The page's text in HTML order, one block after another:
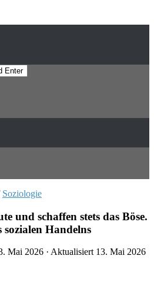
Soziologie
und schaffen stets das Böse.
Handelns
Mai 2026 · Aktualisiert 13. Mai 2026